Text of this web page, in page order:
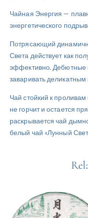
Чайная Энергия —
энергетического
Потрясающий
Света действует как
эффективно. Дебютные
заваривать
Чай стойкий к
не горчит и остается
раскрывается чай
белый чай «Лунный